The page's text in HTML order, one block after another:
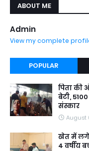
ABOUT ME
Admin
View my complete
POPULAR
पिता की
बेटी,
संस्कार
August
खेत में लगे
4 वर्षीय